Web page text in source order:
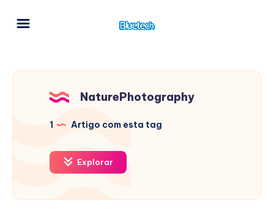
NaturePhotography
1 Artigo com esta tag
Explorar